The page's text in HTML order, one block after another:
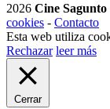
2026 Cine Sagunto
cookies - Contacto
Esta web utiliza
Rechazar leer más
Cerrar